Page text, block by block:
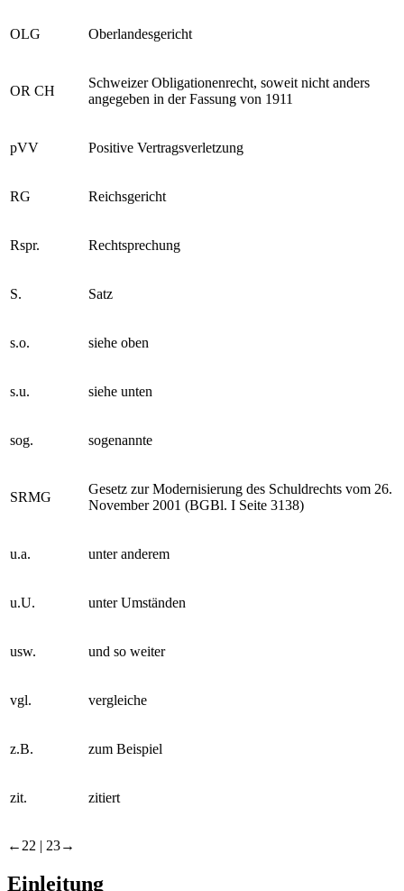
OLG Oberlandesgericht
OR CH
Schweizer Obligationenrecht, soweit nicht anders
angegeben in der Fassung von 1911
pVV Positive Vertragsverletzung
RG Reichsgericht
Rspr. Rechtsprechung
S. Satz
s.o. siehe oben
s.u. siehe unten
sog. sogenannte
SRMG
Gesetz zur Modernisierung des Schuldrechts vom 26.
November 2001 (BGBl. I Seite 3138)
u.a. unter anderem
u.U. unter Umständen
usw. und so weiter
vgl. vergleiche
z.B. zum Beispiel
zit. zitiert
←22 | 23→
Einleitung